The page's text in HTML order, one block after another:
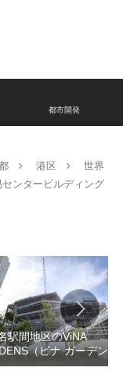
都市開発
港区
世界
ンタービルディング
駅間地区のViNA
（ビナ ガーデン
建設中の「（仮称）フ